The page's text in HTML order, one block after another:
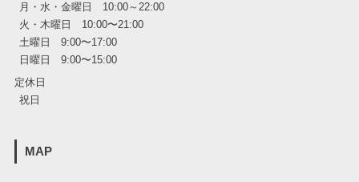
月・水・金曜日 10:00～22:00
火・木曜日 10:00〜21:00
土曜日 9:00〜17:00
日曜日 9:00〜15:00
定休日
祝日
MAP